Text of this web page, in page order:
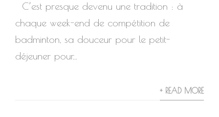
C’est presque devenu une tradition : à
chaque week-end de compétition de
badminton, sa douceur pour le petit-
déjeuner pour...
+ READ MORE